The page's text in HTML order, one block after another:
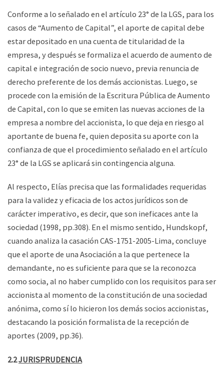
Conforme a lo señalado en el artículo 23° de la LGS, para los
casos de “Aumento de Capital”, el aporte de capital debe
estar depositado en una cuenta de titularidad de la
empresa, y después se formaliza el acuerdo de aumento de
capital e integración de socio nuevo, previa renuncia de
derecho preferente de los demás accionistas. Luego, se
procede con la emisión de la Escritura Pública de Aumento
de Capital, con lo que se emiten las nuevas acciones de la
empresa a nombre del accionista, lo que deja en riesgo al
aportante de buena fe, quien deposita su aporte con la
confianza de que el procedimiento señalado en el artículo
23° de la LGS se aplicará sin contingencia alguna.
Al respecto, Elías precisa que las formalidades requeridas
para la validez y eficacia de los actos jurídicos son de
carácter imperativo, es decir, que son ineficaces ante la
sociedad (1998, pp.308). En el mismo sentido, Hundskopf,
cuando analiza la casación CAS-1751-2005-Lima, concluye
que el aporte de una Asociación a la que pertenece la
demandante, no es suficiente para que se la reconozca
como socia, al no haber cumplido con los requisitos para ser
accionista al momento de la constitución de una sociedad
anónima, como sí lo hicieron los demás socios accionistas,
destacando la posición formalista de la recepción de
aportes (2009, pp.36).
2.2JURISPRUDENCIA